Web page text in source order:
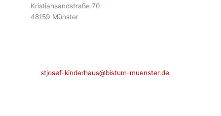
Kristiansandstraße 70
48159 Münster
stjosef-kinderhaus@bistum-muenster.de